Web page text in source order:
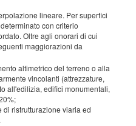
lineare. Per superfici
con criterio
Oltre agli onorari di cui
maggiorazioni da
altimetrico del terreno o alla
vincolanti (attrezzature,
all'edilizia, edifici monumentali,
ristrutturazione viaria ed